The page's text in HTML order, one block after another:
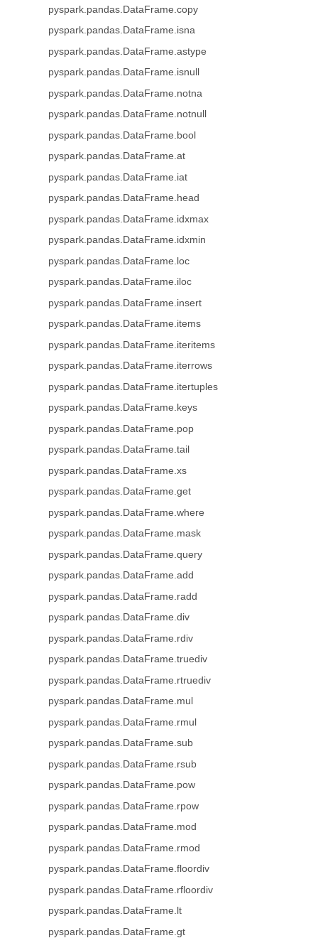
pyspark.pandas.DataFrame.copy
pyspark.pandas.DataFrame.isna
pyspark.pandas.DataFrame.astype
pyspark.pandas.DataFrame.isnull
pyspark.pandas.DataFrame.notna
pyspark.pandas.DataFrame.notnull
pyspark.pandas.DataFrame.bool
pyspark.pandas.DataFrame.at
pyspark.pandas.DataFrame.iat
pyspark.pandas.DataFrame.head
pyspark.pandas.DataFrame.idxmax
pyspark.pandas.DataFrame.idxmin
pyspark.pandas.DataFrame.loc
pyspark.pandas.DataFrame.iloc
pyspark.pandas.DataFrame.insert
pyspark.pandas.DataFrame.items
pyspark.pandas.DataFrame.iteritems
pyspark.pandas.DataFrame.iterrows
pyspark.pandas.DataFrame.itertuples
pyspark.pandas.DataFrame.keys
pyspark.pandas.DataFrame.pop
pyspark.pandas.DataFrame.tail
pyspark.pandas.DataFrame.xs
pyspark.pandas.DataFrame.get
pyspark.pandas.DataFrame.where
pyspark.pandas.DataFrame.mask
pyspark.pandas.DataFrame.query
pyspark.pandas.DataFrame.add
pyspark.pandas.DataFrame.radd
pyspark.pandas.DataFrame.div
pyspark.pandas.DataFrame.rdiv
pyspark.pandas.DataFrame.truediv
pyspark.pandas.DataFrame.rtruediv
pyspark.pandas.DataFrame.mul
pyspark.pandas.DataFrame.rmul
pyspark.pandas.DataFrame.sub
pyspark.pandas.DataFrame.rsub
pyspark.pandas.DataFrame.pow
pyspark.pandas.DataFrame.rpow
pyspark.pandas.DataFrame.mod
pyspark.pandas.DataFrame.rmod
pyspark.pandas.DataFrame.floordiv
pyspark.pandas.DataFrame.rfloordiv
pyspark.pandas.DataFrame.lt
pyspark.pandas.DataFrame.gt